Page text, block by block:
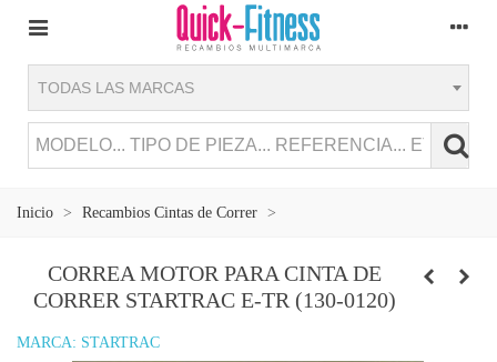
TODAS LAS MARCAS
Inicio > Recambios Cintas de Correr >
CORREA MOTOR PARA CINTA DE
CORRER STARTRAC E-TR (130-0120)
MARCA: STARTRAC